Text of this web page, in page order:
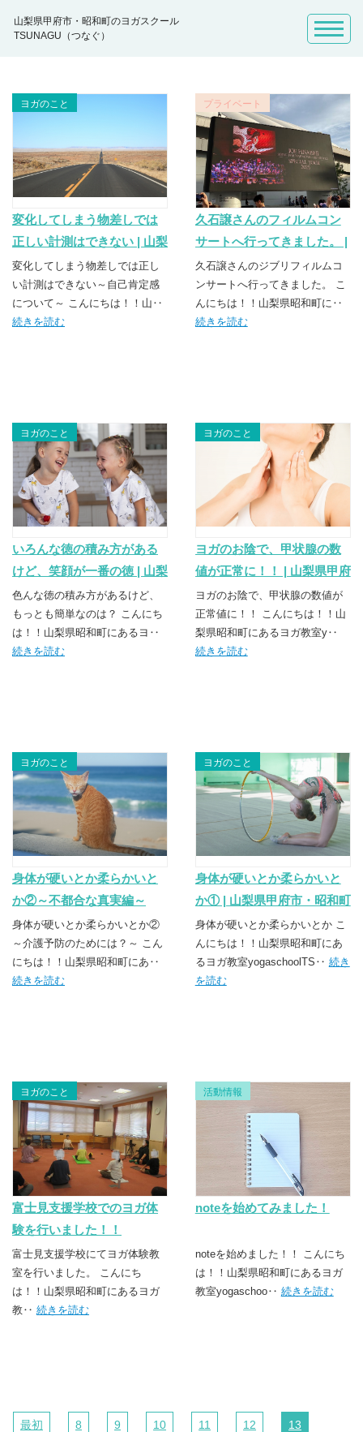
山梨県甲府市・昭和町のヨガスクール
TSUNAGU（つなぐ）
ヨガのこと
変化してしまう物差しでは
正しい計測はできない | 山梨
県甲府市・昭和町のヨガス
クール TSUNAGU（つな
ぐ）
変化してしまう物差しでは正し
い計測はできない～自己肯定感
について～ こんにちは！！山‥
続きを読む
プライベート
久石譲さんのフィルムコン
サートへ行ってきました。 |
山梨県甲府市・昭和町のヨ
ガスクール TSUNAGU（つ
なぐ）
久石譲さんのジブリフィルムコ
ンサートへ行ってきました。 こ
んにちは！！山梨県昭和町に‥
続きを読む
ヨガのこと
いろんな徳の積み方がある
けど、笑顔が一番の徳 | 山梨
県甲府市・昭和町のヨガス
クール TSUNAGU（つな
ぐ）
色んな徳の積み方があるけど、
もっとも簡単なのは？ こんにち
は！！山梨県昭和町にあるヨ‥
続きを読む
ヨガのこと
ヨガのお陰で、甲状腺の数
値が正常に！！ | 山梨県甲府
市・昭和町のヨガスクール
TSUNAGU（つなぐ）
ヨガのお陰で、甲状腺の数値が
正常値に！！ こんにちは！！山
梨県昭和町にあるヨガ教室y‥
続きを読む
ヨガのこと
身体が硬いとか柔らかいと
か②～不都合な真実編～
身体が硬いとか柔らかいとか②
～介護予防のためには？～ こん
にちは！！山梨県昭和町にあ‥
続きを読む
ヨガのこと
身体が硬いとか柔らかいと
か① | 山梨県甲府市・昭和町
のヨガスクール
TSUNAGU（つなぐ）
身体が硬いとか柔らかいとか こ
んにちは！！山梨県昭和町にあ
るヨガ教室yogaschoolTS‥ 続き
を読む
ヨガのこと
富士見支援学校でのヨガ体
験を行いました！！
富士見支援学校にてヨガ体験教
室を行いました。 こんにち
は！！山梨県昭和町にあるヨガ
教‥ 続きを読む
活動情報
noteを始めてみました！
noteを始めました！！ こんにち
は！！山梨県昭和町にあるヨガ
教室yogaschoo‥ 続きを読む
最初 8 9 10 11 12 13